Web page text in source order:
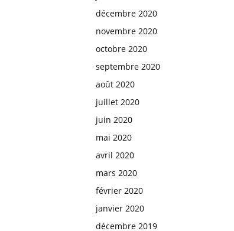
décembre 2020
novembre 2020
octobre 2020
septembre 2020
août 2020
juillet 2020
juin 2020
mai 2020
avril 2020
mars 2020
février 2020
janvier 2020
décembre 2019